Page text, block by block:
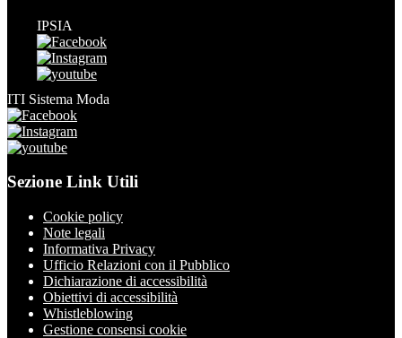
IPSIA
ITI Sistema Moda
Sezione Link Utili
Cookie policy
Note legali
Informativa Privacy
Ufficio Relazioni con il Pubblico
Dichiarazione di accessibilità
Obiettivi di accessibilità
Whistleblowing
Gestione consensi cookie